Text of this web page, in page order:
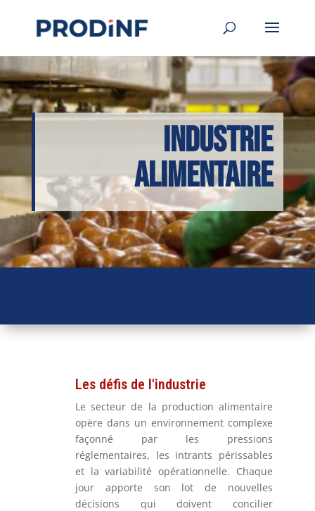
Industrie
alimentaire
Les défis de l'industrie
Le secteur de la production alimentaire
opère dans un environnement complexe
façonné par les pressions
réglementaires, les intrants périssables
et la variabilité opérationnelle. Chaque
jour apporte son lot de nouvelles
décisions qui doivent concilier